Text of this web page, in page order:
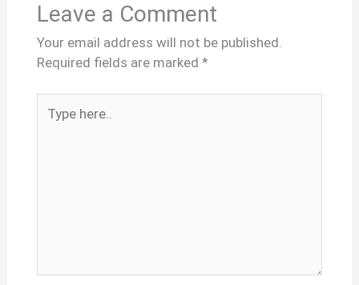
Leave a Comment
Your email address will not be published.
Required fields are marked *
here..